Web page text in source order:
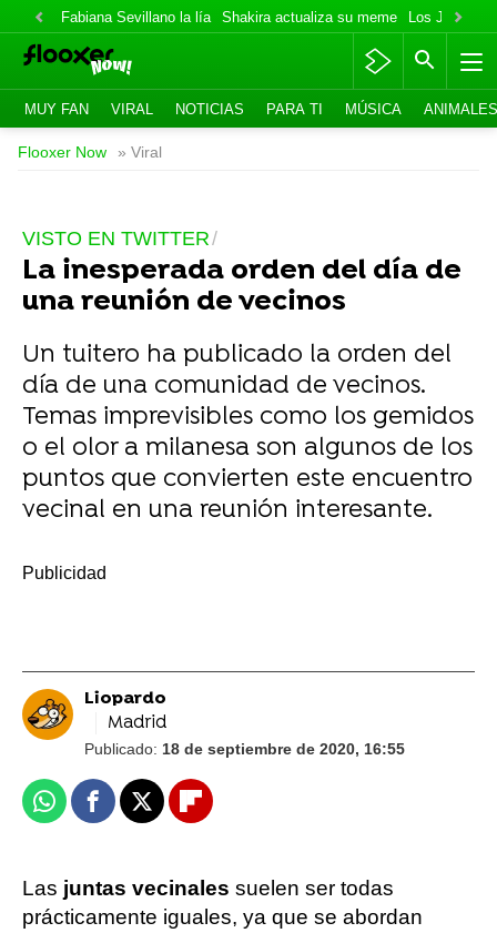
Fabiana Sevillano la lía Shakira actualiza su meme Los Jonas
MUY FAN VIRAL NOTICIAS PARA TI MÚSICA ANIMALES
Flooxer Now » Viral
VISTO EN TWITTER
La inesperada orden del día de
una reunión de vecinos
Un tuitero ha publicado la orden del
día de una comunidad de vecinos.
Temas imprevisibles como los gemidos
o el olor a milanesa son algunos de los
puntos que convierten este encuentro
vecinal en una reunión interesante.
Liopardo
Madrid
Publicado: 18 de septiembre de 2020, 16:55
WhatsappFacebook
X Flipboard
Las juntas vecinales suelen ser todas
prácticamente iguales, ya que se abordan